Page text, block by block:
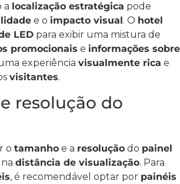
a localização estratégica pode
e o impacto visual. O hotel
LED para exibir uma mistura de
promocionais e informações sobre
experiência visualmente rica e
visitantes.
resolução do
o tamanho e a resolução do painel
distância de visualização. Para
, é recomendável optar por painéis